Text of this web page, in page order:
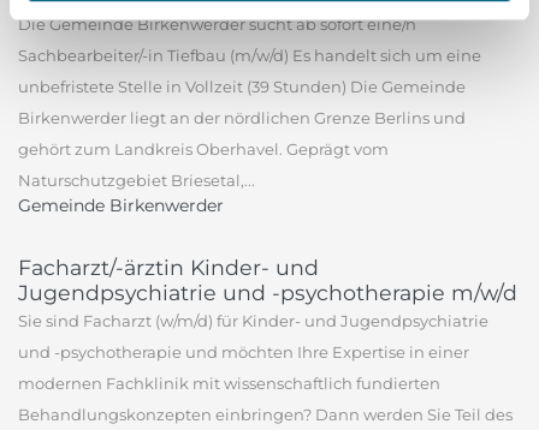
Die Gemeinde Birkenwerder sucht ab sofort eine/n
Sachbearbeiter/-in Tiefbau (m/w/d) Es handelt sich um eine
unbefristete Stelle in Vollzeit (39 Stunden) Die Gemeinde
Birkenwerder liegt an der nördlichen Grenze Berlins und
gehört zum Landkreis Oberhavel. Geprägt vom
Naturschutzgebiet Briesetal,...
Gemeinde Birkenwerder
Facharzt/-ärztin Kinder- und
Jugendpsychiatrie und -psychotherapie m/w/d
Sie sind Facharzt (w/m/d) für Kinder- und Jugendpsychiatrie
und -psychotherapie und möchten Ihre Expertise in einer
modernen Fachklinik mit wissenschaftlich fundierten
Behandlungskonzepten einbringen? Dann werden Sie Teil des